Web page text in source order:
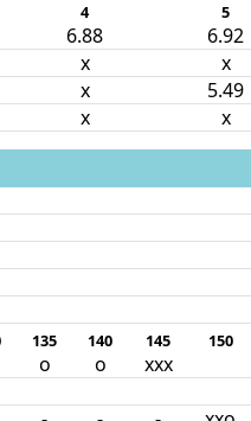
4 5
6.88 6.92
x x
x 5.49
x x
135 140 145 150
o o
xxx